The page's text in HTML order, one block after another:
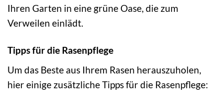
Ihren Garten in eine grüne Oase, die zum
Verweilen einlädt.
Tipps für die Rasenpflege
Um das Beste aus Ihrem Rasen herauszuholen,
hier einige zusätzliche Tipps für die Rasenpflege: